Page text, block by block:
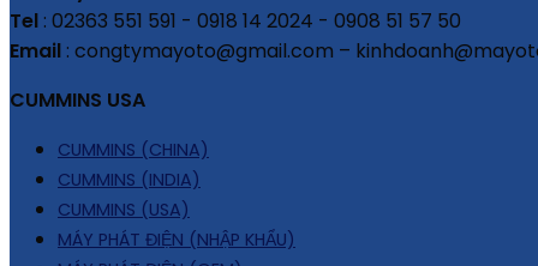
Tel : 02363 551 591 - 0918 14 2024 - 0908 51 57 50
Email : congtymayoto@gmail.com –
CUMMINS USA
CUMMINS (CHINA)
CUMMINS (INDIA)
CUMMINS (USA)
MÁY PHÁT ĐIỆN (NHẬP KHẨU)